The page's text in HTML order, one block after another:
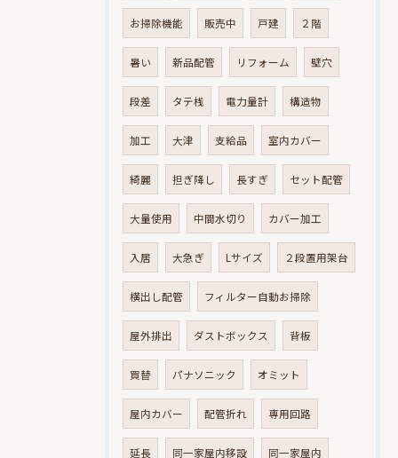
お掃除機能 販売中 戸建 ２階
暑い 新品配管 リフォーム 壁穴
段差 タテ桟 電力量計 構造物
加工 大津 支給品 室内カバー
綺麗 担ぎ降し 長すぎ セット配管
大量使用 中間水切り カバー加工
入居 大急ぎ Lサイズ ２段置用架台
横出し配管 フィルター自動お掃除
屋外排出 ダストボックス 背板
買替 パナソニック オミット
屋内カバー 配管折れ 専用回路
延長 同一家屋内移設 同一家屋内